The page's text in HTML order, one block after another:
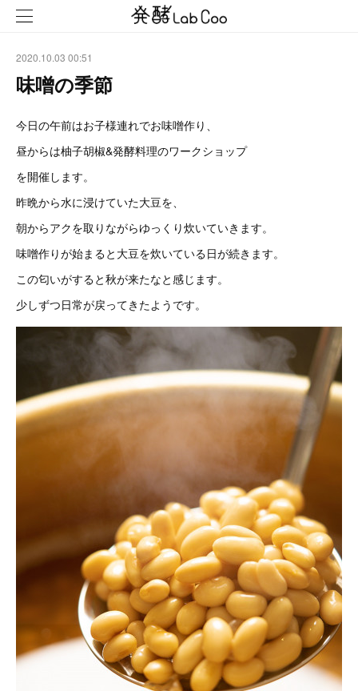
2020.10.03 00:51
味噌の季節
今日の午前はお子様連れでお味噌作り、
昼からは柚子胡椒&発酵料理のワークショップ
を開催します。
昨晩から水に浸けていた大豆を、
朝からアクを取りながらゆっくり炊いていきます。
味噌作りが始まると大豆を炊いている日が続きます。
この匂いがすると秋が来たなと感じます。
少しずつ日常が戻ってきたようです。